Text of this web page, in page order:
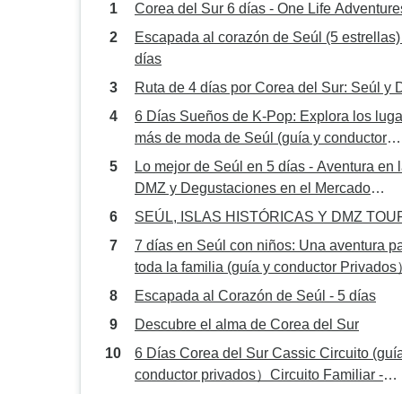
Corea del Sur 6 días - One Life
Escapada al corazón de Seúl (5
días
Ruta de 4 días por Corea del Sur: Seúl y
6 Días Sueños de K-Pop: Explora los
más de moda de Seúl (guía y conductor
Privados）Circuito Familiar -
Lo mejor de Seúl en 5 días - Aventura en
DMZ y Degustaciones en el Mercado
Nocturno
SEÚL, ISLAS HISTÓRICAS Y DMZ
7 días en Seúl con niños: Una aventura
toda la familia (guía y conductor Privados
Circuito Familiar - Personalizable
Escapada al Corazón de Seúl - 5 días
Descubre el alma de Corea del Sur
6 Días Corea del Sur Cassic Circuito
conductor privados）Circuito Familiar -